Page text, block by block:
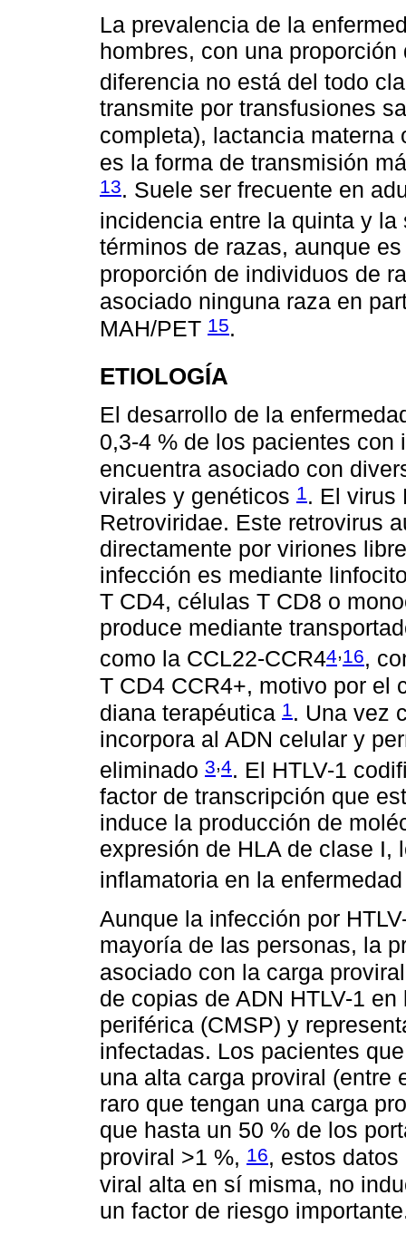
La prevalencia de la
hombres, con una
diferencia no está del todo
transmite por transfusiones
completa), lactancia
es la forma de transmisión
13. Suele ser frecuente en
incidencia entre la quinta y
términos de razas, aunque
proporción de individuos de
asociado ninguna raza en
MAH/PET 15.
ETIOLOGÍA
El desarrollo de la
0,3-4 % de los pacientes
encuentra asociado con
virales y genéticos 1. El virus
Retroviridae. Este retrovirus
directamente por viriones
infección es mediante
T CD4, células T CD8 o
produce mediante
como la CCL22-CCR44,16,
T CD4 CCR4+, motivo por el
diana terapéutica 1 . Una vez
incorpora al ADN celular y
eliminado 3,4. El HTLV-1
factor de transcripción que
induce la producción de
expresión de HLA de clase I,
inflamatoria en la
Aunque la infección por
mayoría de las personas, la
asociado con la carga
de copias de ADN HTLV-1
periférica (CMSP) y
infectadas. Los pacientes
una alta carga proviral (entre
raro que tengan una carga
que hasta un 50 % de los
proviral >1 %, 16, estos
viral alta en sí misma, no
un factor de riesgo